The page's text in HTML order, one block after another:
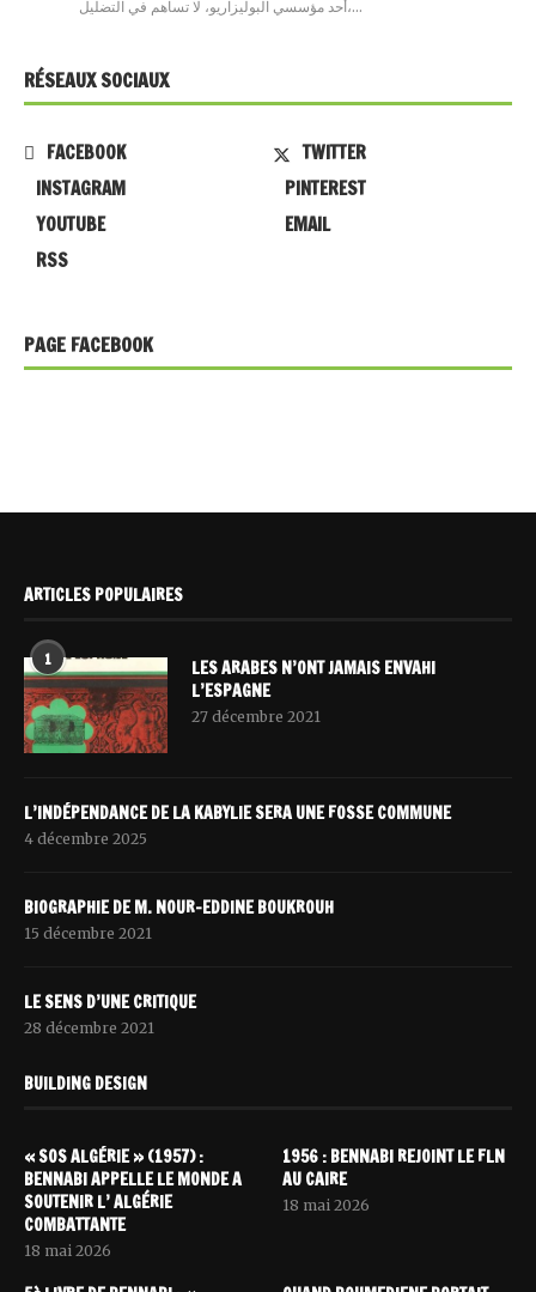
أحد مؤسسي البوليزاريو، لا تساهم في التضليل،…
RÉSEAUX SOCIAUX
FACEBOOK
TWITTER
INSTAGRAM
PINTEREST
YOUTUBE
EMAIL
RSS
PAGE FACEBOOK
ARTICLES POPULAIRES
1
LES ARABES N’ONT JAMAIS ENVAHI
L’ESPAGNE
27 décembre 2021
L’INDÉPENDANCE DE LA KABYLIE SERA UNE FOSSE COMMUNE
4 décembre 2025
BIOGRAPHIE DE M. NOUR-EDDINE BOUKROUH
15 décembre 2021
LE SENS D’UNE CRITIQUE
28 décembre 2021
BUILDING DESIGN
« SOS ALGÉRIE » (1957) :
BENNABI APPELLE LE MONDE A
SOUTENIR L’ ALGÉRIE
COMBATTANTE
18 mai 2026
1956 : BENNABI REJOINT LE FLN
AU CAIRE
18 mai 2026